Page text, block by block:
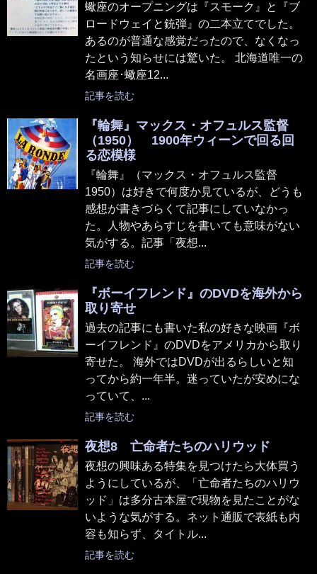
蠍座のオープニングは『スモーク』と『ブ
ロードウェイと銃弾』の二本立てでした。
あるのが普通な感覚だったので、なくなっ
たという知らせには驚いた。 北海道唯一の
名画座･蠍座12...
記事を読む
『輪舞』マックス・オフュルス監督
（1950） 1900年ウィーンで回る回
る恋模様
『輪舞』（マックス・オフュルス監督
1950）は好きで何度か見ているが、どうも
感想が書きづらくて記事にしていなかっ
た。人物やあらすじを書いても意味がない
気がする。記事「夜想...
記事を読む
『ボーイフレンド』のDVDを海外から
取り寄せ
過去の記事にも書いた私の好きな映画『ボ
ーイフレンド』のDVDをアメリカから取り
寄せた。 海外ではDVDが出るらしいと知
ってから約一年半。迷っていたが安めにな
っていて、...
記事を読む
夜想8 亡命者たちのハリウッド
夜想の興味ある特集を見つけたら大体買う
ようにしているが、「亡命者たちのハリウ
ッド」は多分古本屋で現物を見たことがな
いような気がする。ネット通販で表紙も内
容も知らず、タイトル...
記事を読む